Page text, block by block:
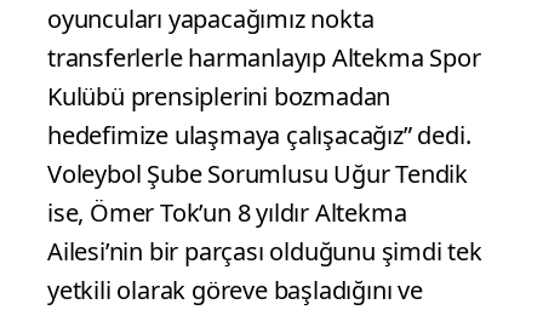
oyuncuları yapacağımız nokta
transferlerle harmanlayıp Altekma Spor
Kulübü prensiplerini bozmadan
hedefimize ulaşmaya çalışacağız” dedi.
Voleybol Şube Sorumlusu Uğur Tendik
ise, Ömer Tok’un 8 yıldır Altekma
Ailesi’nin bir parçası olduğunu şimdi tek
yetkili olarak göreve başladığını ve